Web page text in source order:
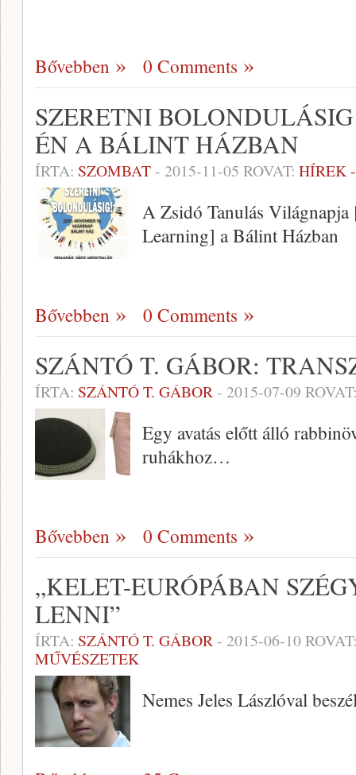
Bővebben 0 Comments
SZERETNI
ÉN A BÁLINT HÁZBAN
ÍRTA: SZOMBAT- 2015-11-05 ROVAT: HÍREK
A Zsidó Tanulás
Learning] a Bálint Házban
Bővebben 0 Comments
SZÁNTÓ T. GÁBOR:
ÍRTA: SZÁNTÓ T. GÁBOR- 2015-07-09
Egy avatás előtt álló
ruhákhoz…
Bővebben 0 Comments
„KELET-EURÓPÁBAN
LENNI”
ÍRTA: SZÁNTÓ T. GÁBOR- 2015-06-10
MŰVÉSZETEK
Nemes Jeles Lászlóval